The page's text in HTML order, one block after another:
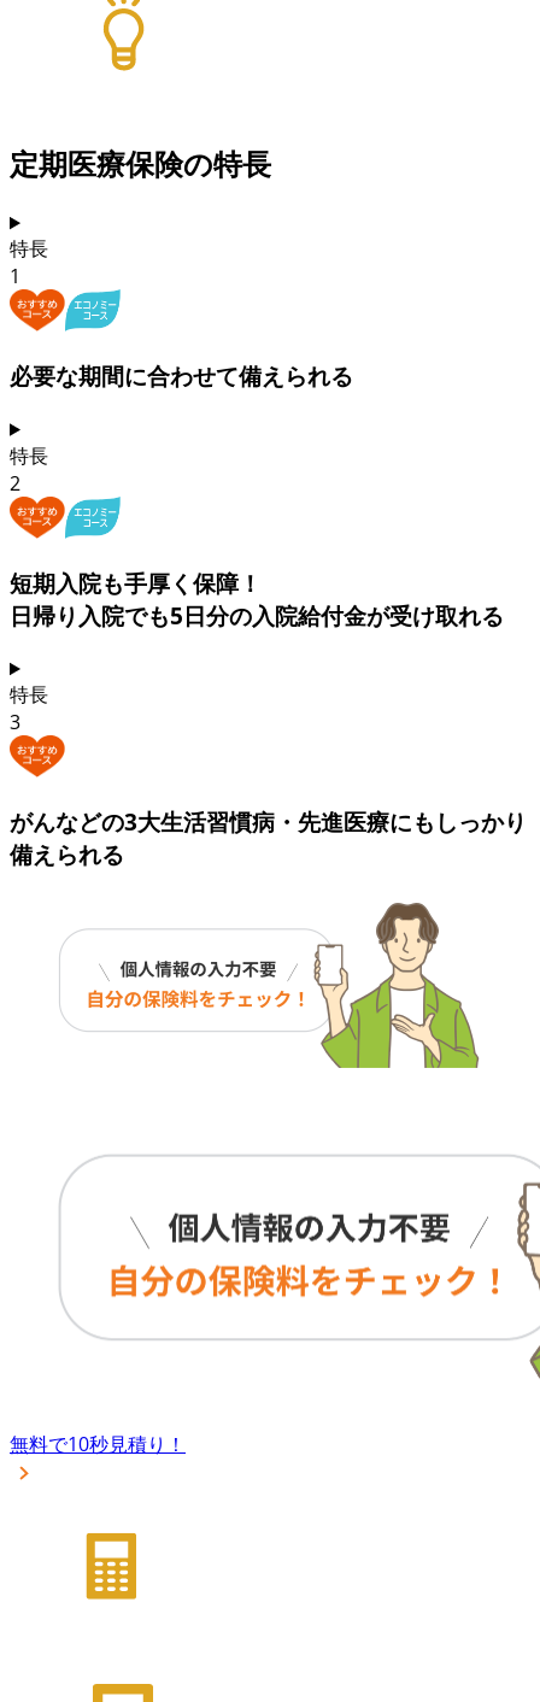
定期医療保険の特長
特長
1
必要な期間に合わせて備えられる
特長
2
短期入院も手厚く保障！
日帰り入院でも5日分の入院給付金が受け取れる
特長
3
がんなどの3大生活習慣病・先進医療にも しっかり
備えられる
無料で10秒見積り！